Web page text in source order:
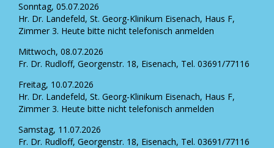
Sonntag, 05.07.2026
Hr. Dr. Landefeld, St. Georg-Klinikum Eisenach, Haus F,
Zimmer 3. Heute bitte nicht telefonisch anmelden
Mittwoch, 08.07.2026
Fr. Dr. Rudloff, Georgenstr. 18, Eisenach, Tel. 03691/77116
Freitag, 10.07.2026
Hr. Dr. Landefeld, St. Georg-Klinikum Eisenach, Haus F,
Zimmer 3. Heute bitte nicht telefonisch anmelden
Samstag, 11.07.2026
Fr. Dr. Rudloff, Georgenstr. 18, Eisenach, Tel. 03691/77116